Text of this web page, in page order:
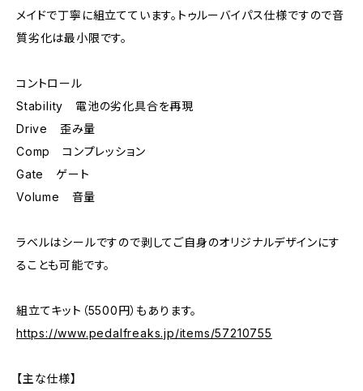
メイドで丁寧に組立てています。トゥルーバイパス仕様ですので音
質劣化は最小限です。
コントロール
Stability 電池の劣化具合を再現
Drive 歪み量
Comp コンプレッション
Gate ゲート
Volume 音量
ラベルはシールですので剥してご自身のオリジナルデザインにす
ることも可能です。
組立てキット（5500円）もあります。
https://www.pedalfreaks.jp/items/57210755
【主な仕様】